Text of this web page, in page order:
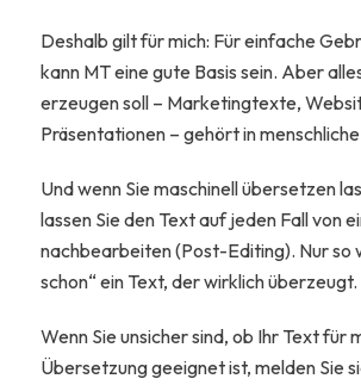
Deshalb gilt für mich: Für einfache
kann MT eine gute Basis sein. Aber
erzeugen soll – Marketingtexte,
Präsentationen – gehört in
Und wenn Sie maschinell übersetzen
lassen Sie den Text auf jeden Fall von
nachbearbeiten (Post-Editing). Nur so
schon“ ein Text, der wirklich überzeugt.
Wenn Sie unsicher sind, ob Ihr Text für
Übersetzung geeignet ist, melden Sie